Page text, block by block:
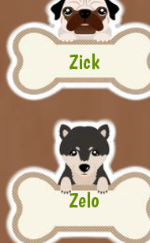
Zick
Zelo